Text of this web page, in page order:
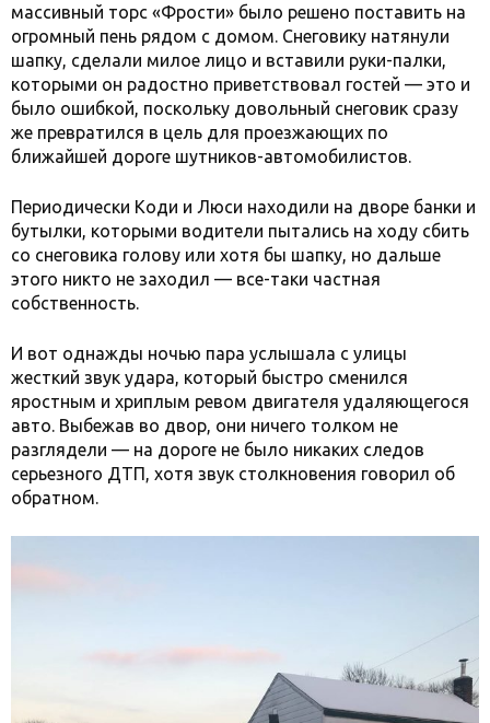
массивный торс «Фрости» было решено поставить на
огромный пень рядом с домом. Снеговику натянули
шапку, сделали милое лицо и вставили руки-палки,
которыми он радостно приветствовал гостей — это и
было ошибкой, поскольку довольный снеговик сразу
же превратился в цель для проезжающих по
ближайшей дороге шутников-автомобилистов.
Периодически Коди и Люси находили на дворе банки и
бутылки, которыми водители пытались на ходу сбить
со снеговика голову или хотя бы шапку, но дальше
этого никто не заходил — все-таки частная
собственность.
И вот однажды ночью пара услышала с улицы
жесткий звук удара, который быстро сменился
яростным и хриплым ревом двигателя удаляющегося
авто. Выбежав во двор, они ничего толком не
разглядели — на дороге не было никаких следов
серьезного ДТП, хотя звук столкновения говорил об
обратном.